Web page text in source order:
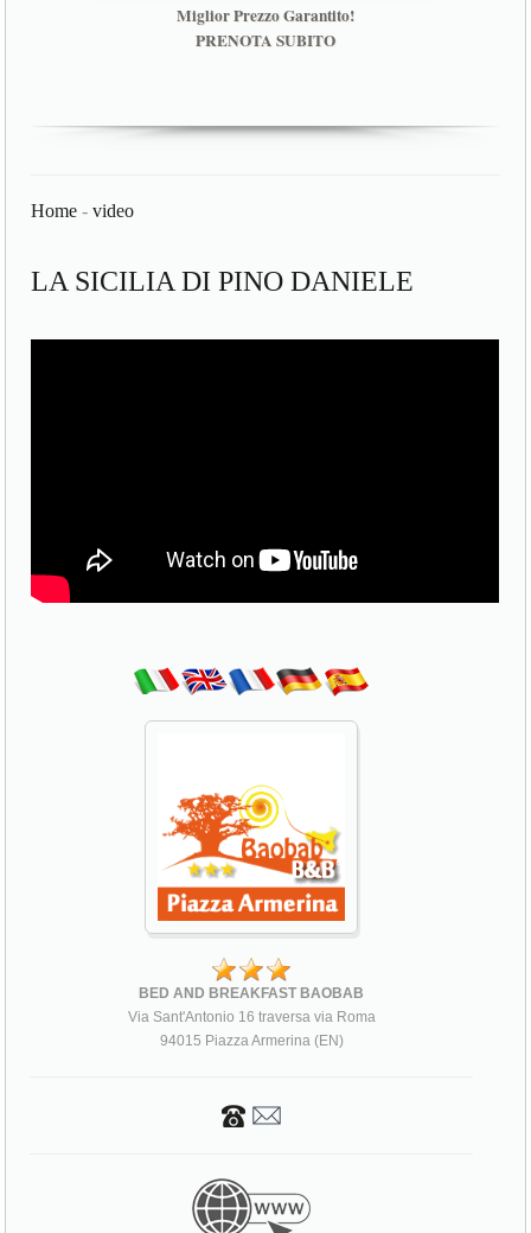
Miglior Prezzo Garantito!
PRENOTA SUBITO
Home -video
LA SICILIA DI PINO DANIELE
BED AND BREAKFAST BAOBAB
Via Sant'Antonio 16 traversa via Roma
94015 Piazza Armerina (EN)